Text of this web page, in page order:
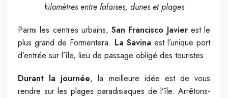
kilomètres entre falaises, dunes et plages
Parmi les centres urbains, San Francisco Javier est le
plus grand de Formentera. La Savinaest l’unique port
d’entrée sur l’île, lieu de passage obligé des touristes.
Durant la journée, la meilleure idée est de vous
rendre sur les plages paradisiaques de l’île. Arrêtons-